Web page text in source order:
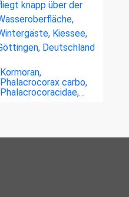
Kormoran,
Phalacrocorax carbo,
Phalacrocoracidae,…